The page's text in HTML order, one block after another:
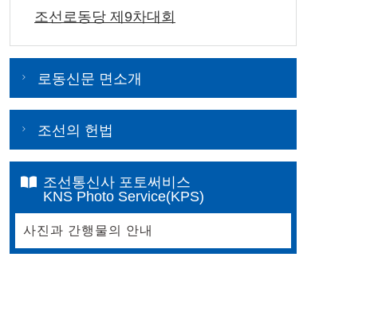
조선로동당 제9차대회
로동신문 면소개
조선의 헌법
조선통신사 포토써비스
KNS Photo Service(KPS)
사진과 간행물의 안내